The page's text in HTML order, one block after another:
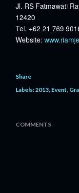
Jl. RS Fatmawati
12420
Tel. +62 21 769
Website:
Share
Labels: 2013 Event
COMMENTS